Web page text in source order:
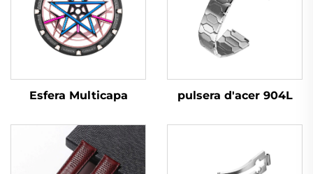
Esfera Multicapa pulsera d'acer 904L